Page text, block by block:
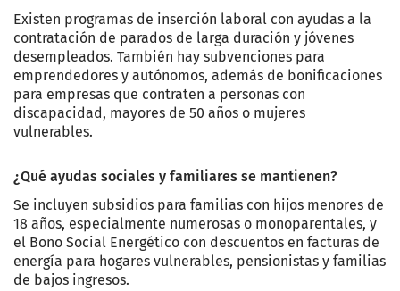
Existen programas de inserción laboral con ayudas a la
contratación de parados de larga duración y jóvenes
desempleados. También hay subvenciones para
emprendedores y autónomos, además de bonificaciones
para empresas que contraten a personas con
discapacidad, mayores de 50 años o mujeres
vulnerables.
¿Qué ayudas sociales y familiares se mantienen?
Se incluyen subsidios para familias con hijos menores de
18 años, especialmente numerosas o monoparentales, y
el Bono Social Energético con descuentos en facturas de
energía para hogares vulnerables, pensionistas y familias
de bajos ingresos.